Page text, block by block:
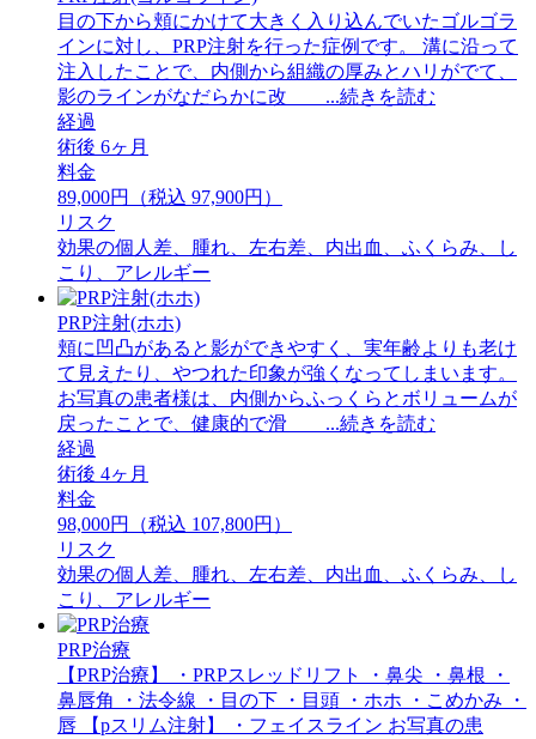
目の下から頬にかけて大きく入り込んでいたゴルゴラ
インに対し、PRP注射を行った症例です。 溝に沿って
注入したことで、内側から組織の厚みとハリがでて、
影のラインがなだらかに改 ...続きを読む
経過
術後 6ヶ月
料金
89,000円（税込 97,900円）
リスク
効果の個人差、腫れ、左右差、内出血、ふくらみ、し
こり、アレルギー
PRP注射(ホホ)
頬に凹凸があると影ができやすく、実年齢よりも老け
て見えたり、やつれた印象が強くなってしまいます。
お写真の患者様は、内側からふっくらとボリュームが
戻ったことで、健康的で滑 ...続きを読む
経過
術後 4ヶ月
料金
98,000円（税込 107,800円）
リスク
効果の個人差、腫れ、左右差、内出血、ふくらみ、し
こり、アレルギー
PRP治療
【PRP治療】 ・PRPスレッドリフト ・鼻尖 ・鼻根 ・
鼻唇角 ・法令線 ・目の下 ・目頭 ・ホホ ・こめかみ ・
唇 【pスリム注射】 ・フェイスライン お写真の患